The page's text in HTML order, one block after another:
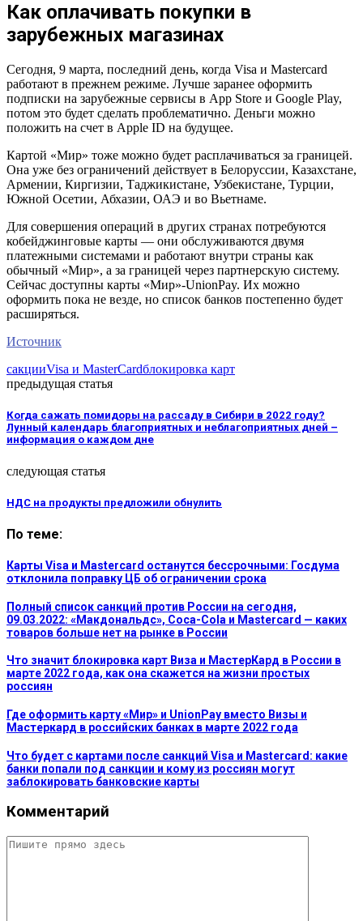
Как оплачивать покупки в
зарубежных магазинах
Сегодня, 9 марта, последний день, когда Visa и Mastercard
работают в прежнем режиме. Лучше заранее оформить
подписки на зарубежные сервисы в App Store и Google Play,
потом это будет сделать проблематично. Деньги можно
положить на счет в Apple ID на будущее.
Картой «Мир» тоже можно будет расплачиваться за границей.
Она уже без ограничений действует в Белоруссии, Казахстане,
Армении, Киргизии, Таджикистане, Узбекистане, Турции,
Южной Осетии, Абхазии, ОАЭ и во Вьетнаме.
Для совершения операций в других странах потребуются
кобейджинговые карты — они обслуживаются двумя
платежными системами и работают внутри страны как
обычный «Мир», а за границей через партнерскую систему.
Сейчас доступны карты «Мир»-UnionPay. Их можно
оформить пока не везде, но список банков постепенно будет
расширяться.
Источник
сакцииVisa и MasterCardблокировка карт
предыдущая статья
Когда сажать помидоры на рассаду в Сибири в 2022 году?
Лунный календарь благоприятных и неблагоприятных дней –
информация о каждом дне
следующая статья
НДС на продукты предложили обнулить
По теме:
Карты Visa и Mastercard останутся бессрочными: Госдума
отклонила поправку ЦБ об ограничении срока
Полный список санкций против России на сегодня,
09.03.2022: «Макдональдс», Coca-Cola и Mastercard — каких
товаров больше нет на рынке в России
Что значит блокировка карт Виза и МастерКард в России в
марте 2022 года, как она скажется на жизни простых
россиян
Где оформить карту «Мир» и UnionPay вместо Визы и
Мастеркард в российских банках в марте 2022 года
Что будет с картами после санкций Visa и Mastercard: какие
банки попали под санкции и кому из россиян могут
заблокировать банковские карты
Комментарий